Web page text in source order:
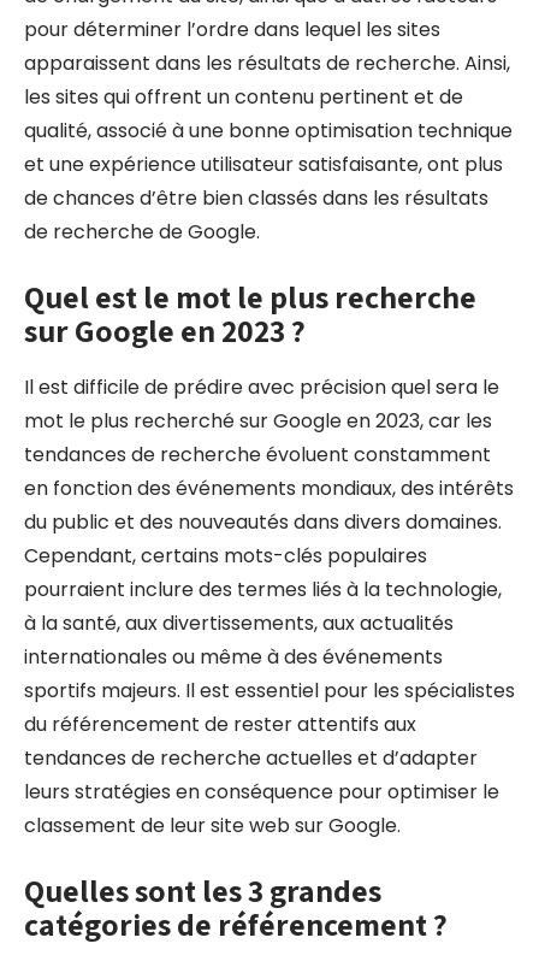
pour déterminer l’ordre dans lequel les sites
apparaissent dans les résultats de recherche. Ainsi,
les sites qui offrent un contenu pertinent et de
qualité, associé à une bonne optimisation technique
et une expérience utilisateur satisfaisante, ont plus
de chances d’être bien classés dans les résultats
de recherche de Google.
Quel est le mot le plus recherche
sur Google en 2023 ?
Il est difficile de prédire avec précision quel sera le
mot le plus recherché sur Google en 2023, car les
tendances de recherche évoluent constamment
en fonction des événements mondiaux, des intérêts
du public et des nouveautés dans divers domaines.
Cependant, certains mots-clés populaires
pourraient inclure des termes liés à la technologie,
à la santé, aux divertissements, aux actualités
internationales ou même à des événements
sportifs majeurs. Il est essentiel pour les spécialistes
du référencement de rester attentifs aux
tendances de recherche actuelles et d’adapter
leurs stratégies en conséquence pour optimiser le
classement de leur site web sur Google.
Quelles sont les 3 grandes
catégories de référencement ?